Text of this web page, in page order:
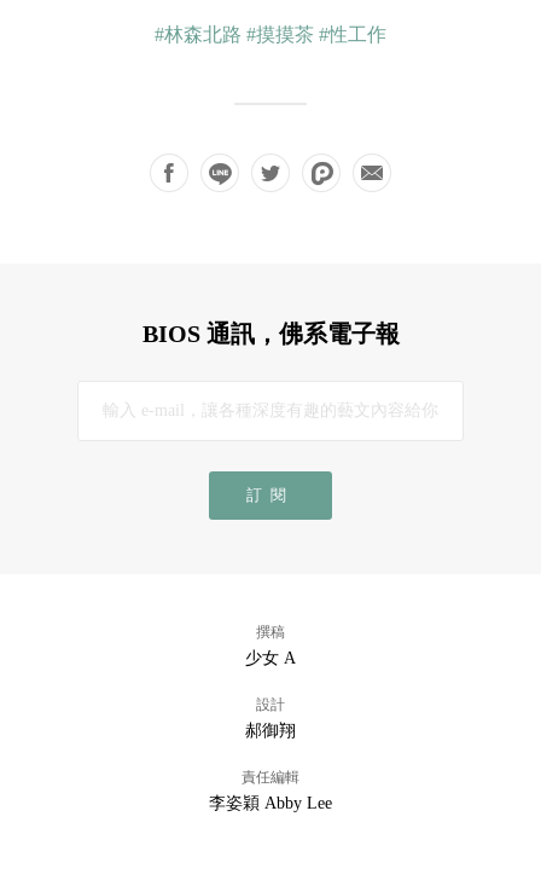
#林森北路 #摸摸茶 #性工作
BIOS 通訊，佛系電子報
訂閱
撰稿
少女 A
設計
郝御翔
責任編輯
李姿穎 Abby Lee